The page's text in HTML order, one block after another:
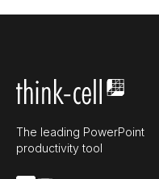
The leading PowerPoint
productivity tool